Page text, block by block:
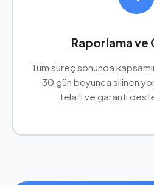
Raporlama ve
Tüm süreç sonunda
30 gün boyunca silinen
telafi ve garanti